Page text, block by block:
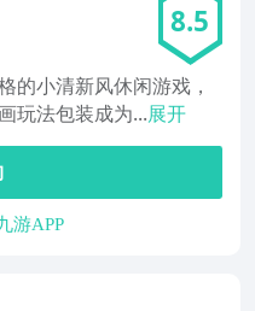
8.5
的小清新风休闲游戏，
玩法包装成为...展开
游APP